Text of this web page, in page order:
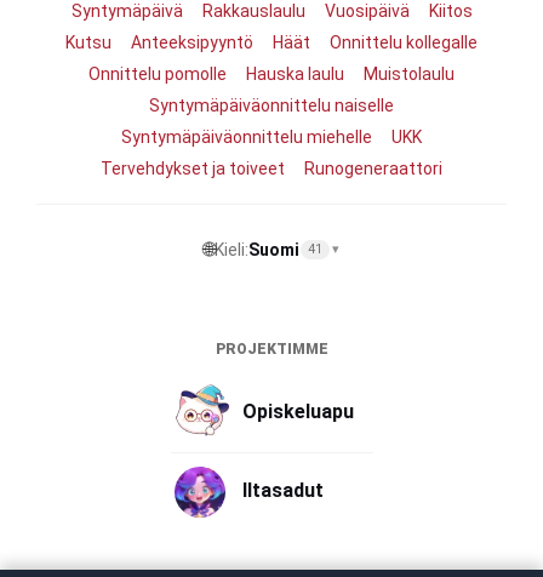
Syntymäpäivä Rakkauslaulu Vuosipäivä
Kiitos
Kutsu
Anteeksipyyntö Häät
Onnittelu kollegalle
Onnittelu pomolle
Hauska laulu
Muistolaulu
Syntymäpäiväonnittelu naiselle
Syntymäpäiväonnittelu miehelle
UKK
Tervehdykset ja toiveet
Runogeneraattori
🌐Kieli:Suomi 41 ▾
PROJEKTIMME
Opiskeluapu
Iltasadut